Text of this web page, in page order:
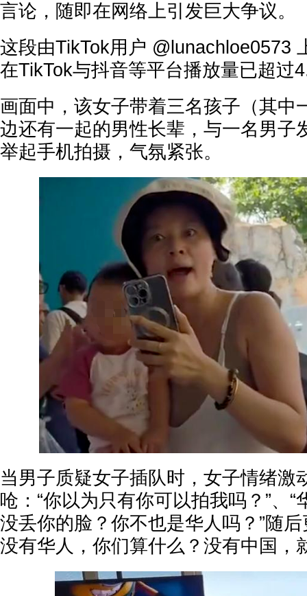
言论，随即在网络上引发巨大争议。
这段由TikTok用户 @lunachloe0573
在TikTok与抖音等平台播放量已超过
画面中，该女子带着三名孩子（其中
边还有一起的男性长辈，与一名男子
举起手机拍摄，气氛紧张。
当男子质疑女子插队时，女子情绪激
呛：“你以为只有你可以拍我吗？”、
没丢你的脸？你不也是华人吗？”随
没有华人，你们算什么？没有中国，